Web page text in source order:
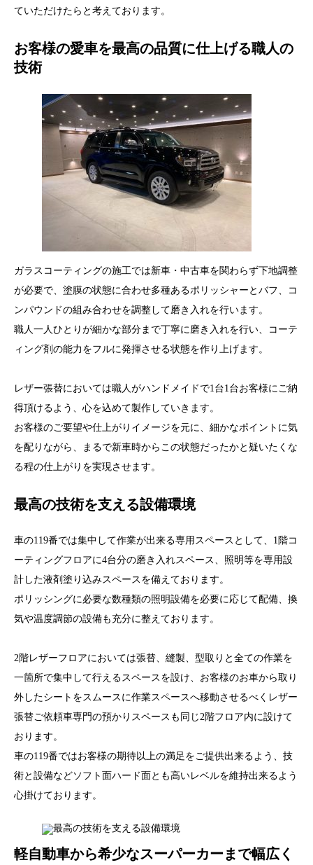
ていただけたらと考えております。
お客様の愛車を最高の品質に仕上げる職人の
技術
ガラスコーティングの施工では新車・中古車を関わらず下地調整
が必要で、塗膜の状態に合わせ多種あるポリッシャーとバフ、コ
ンパウンドの組み合わせを調整して磨き入れを行います。
職人一人ひとりが細かな部分まで丁寧に磨き入れを行い、コーテ
ィング剤の能力をフルに発揮させる状態を作り上げます。
レザー張替においては職人がハンドメイドで1台1台お客様にご納
得頂けるよう、心を込めて製作していきます。
お客様のご要望や仕上がりイメージを元に、細かなポイントに気
を配りながら、まるで新車時からこの状態だったかと疑いたくな
る程の仕上がりを実現させます。
最高の技術を支える設備環境
車の119番では集中して作業が出来る専用スペースとして、1階コ
ーティングフロアに4台分の磨き入れスペース、照明等を専用設
計した液剤塗り込みスペースを備えております。
ポリッシングに必要な数種類の照明設備を必要に応じて配備、換
気や温度調節の設備も充分に整えております。
2階レザーフロアにおいては張替、縫製、型取りと全ての作業を
一箇所で集中して行えるスペースを設け、お客様のお車から取り
外したシートをスムースに作業スペースへ移動させるべくレザー
張替ご依頼車専門の預かりスペースも同じ2階フロア内に設けて
おります。
車の119番ではお客様の期待以上の満足をご提供出来るよう、技
術と設備などソフト面ハード面とも高いレベルを維持出来るよう
心掛けております。
軽自動車から希少なスーパーカーまで幅広く